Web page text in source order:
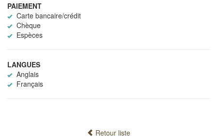
PAIEMENT
Carte bancaire/crédit
Chèque
Espèces
LANGUES
Anglais
Français
Retour liste